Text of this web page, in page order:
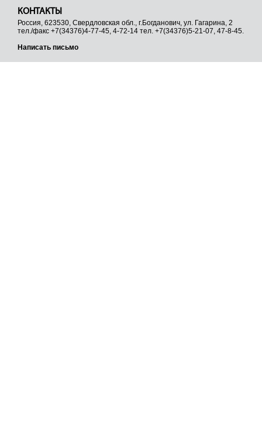
КОНТАКТЫ
Россия, 623530, Свердловская обл., г.Богданович, ул. Гагарина, 2
тел./факс +7(34376)4-77-45, 4-72-14 тел. +7(34376)5-21-07, 47-8-45.
Написать письмо